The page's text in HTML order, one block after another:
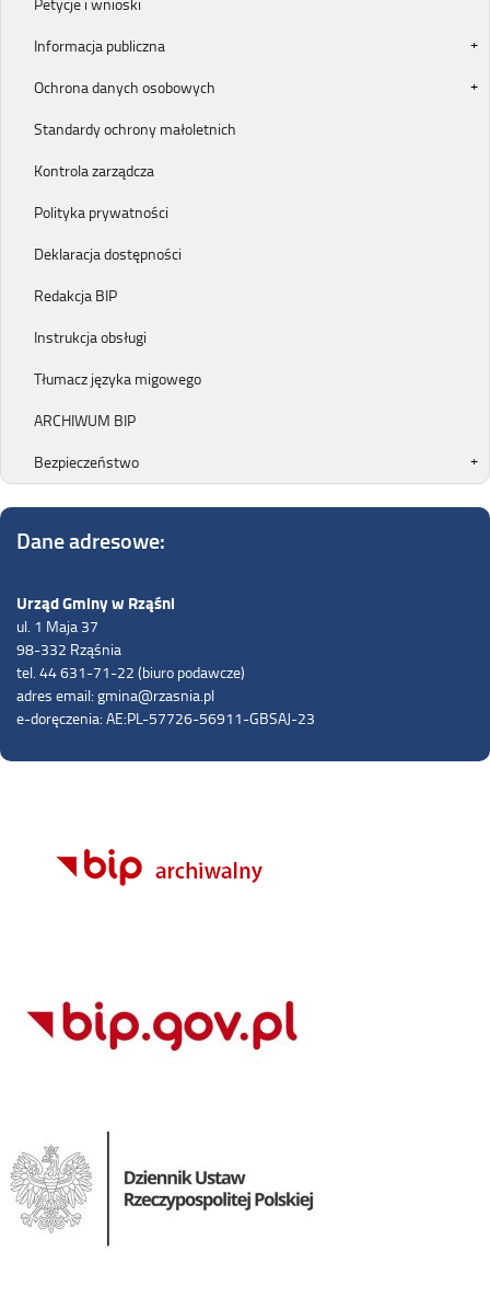
Informacja publiczna
Ochrona danych osobowych
Standardy ochrony małoletnich
Kontrola zarządcza
Polityka prywatności
Deklaracja dostępności
Redakcja BIP
Instrukcja obsługi
Tłumacz języka migowego
ARCHIWUM BIP
Bezpieczeństwo
Dane adresowe:
Urząd Gminy w Rząśni
ul. 1 Maja 37
98-332 Rząśnia
tel. 44 631-71-22 (biuro podawcze)
adres email: gmina@rzasnia.pl
e-doręczenia: AE:PL-57726-56911-GBSAJ-23